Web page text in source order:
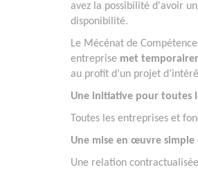
avez la possibilité d'avoir
disponibilité.
Le Mécénat de
entreprise met
au profit d’un projet
Une initiative pour toutes
Toutes les entreprises et
Une mise en œuvre
Une relation